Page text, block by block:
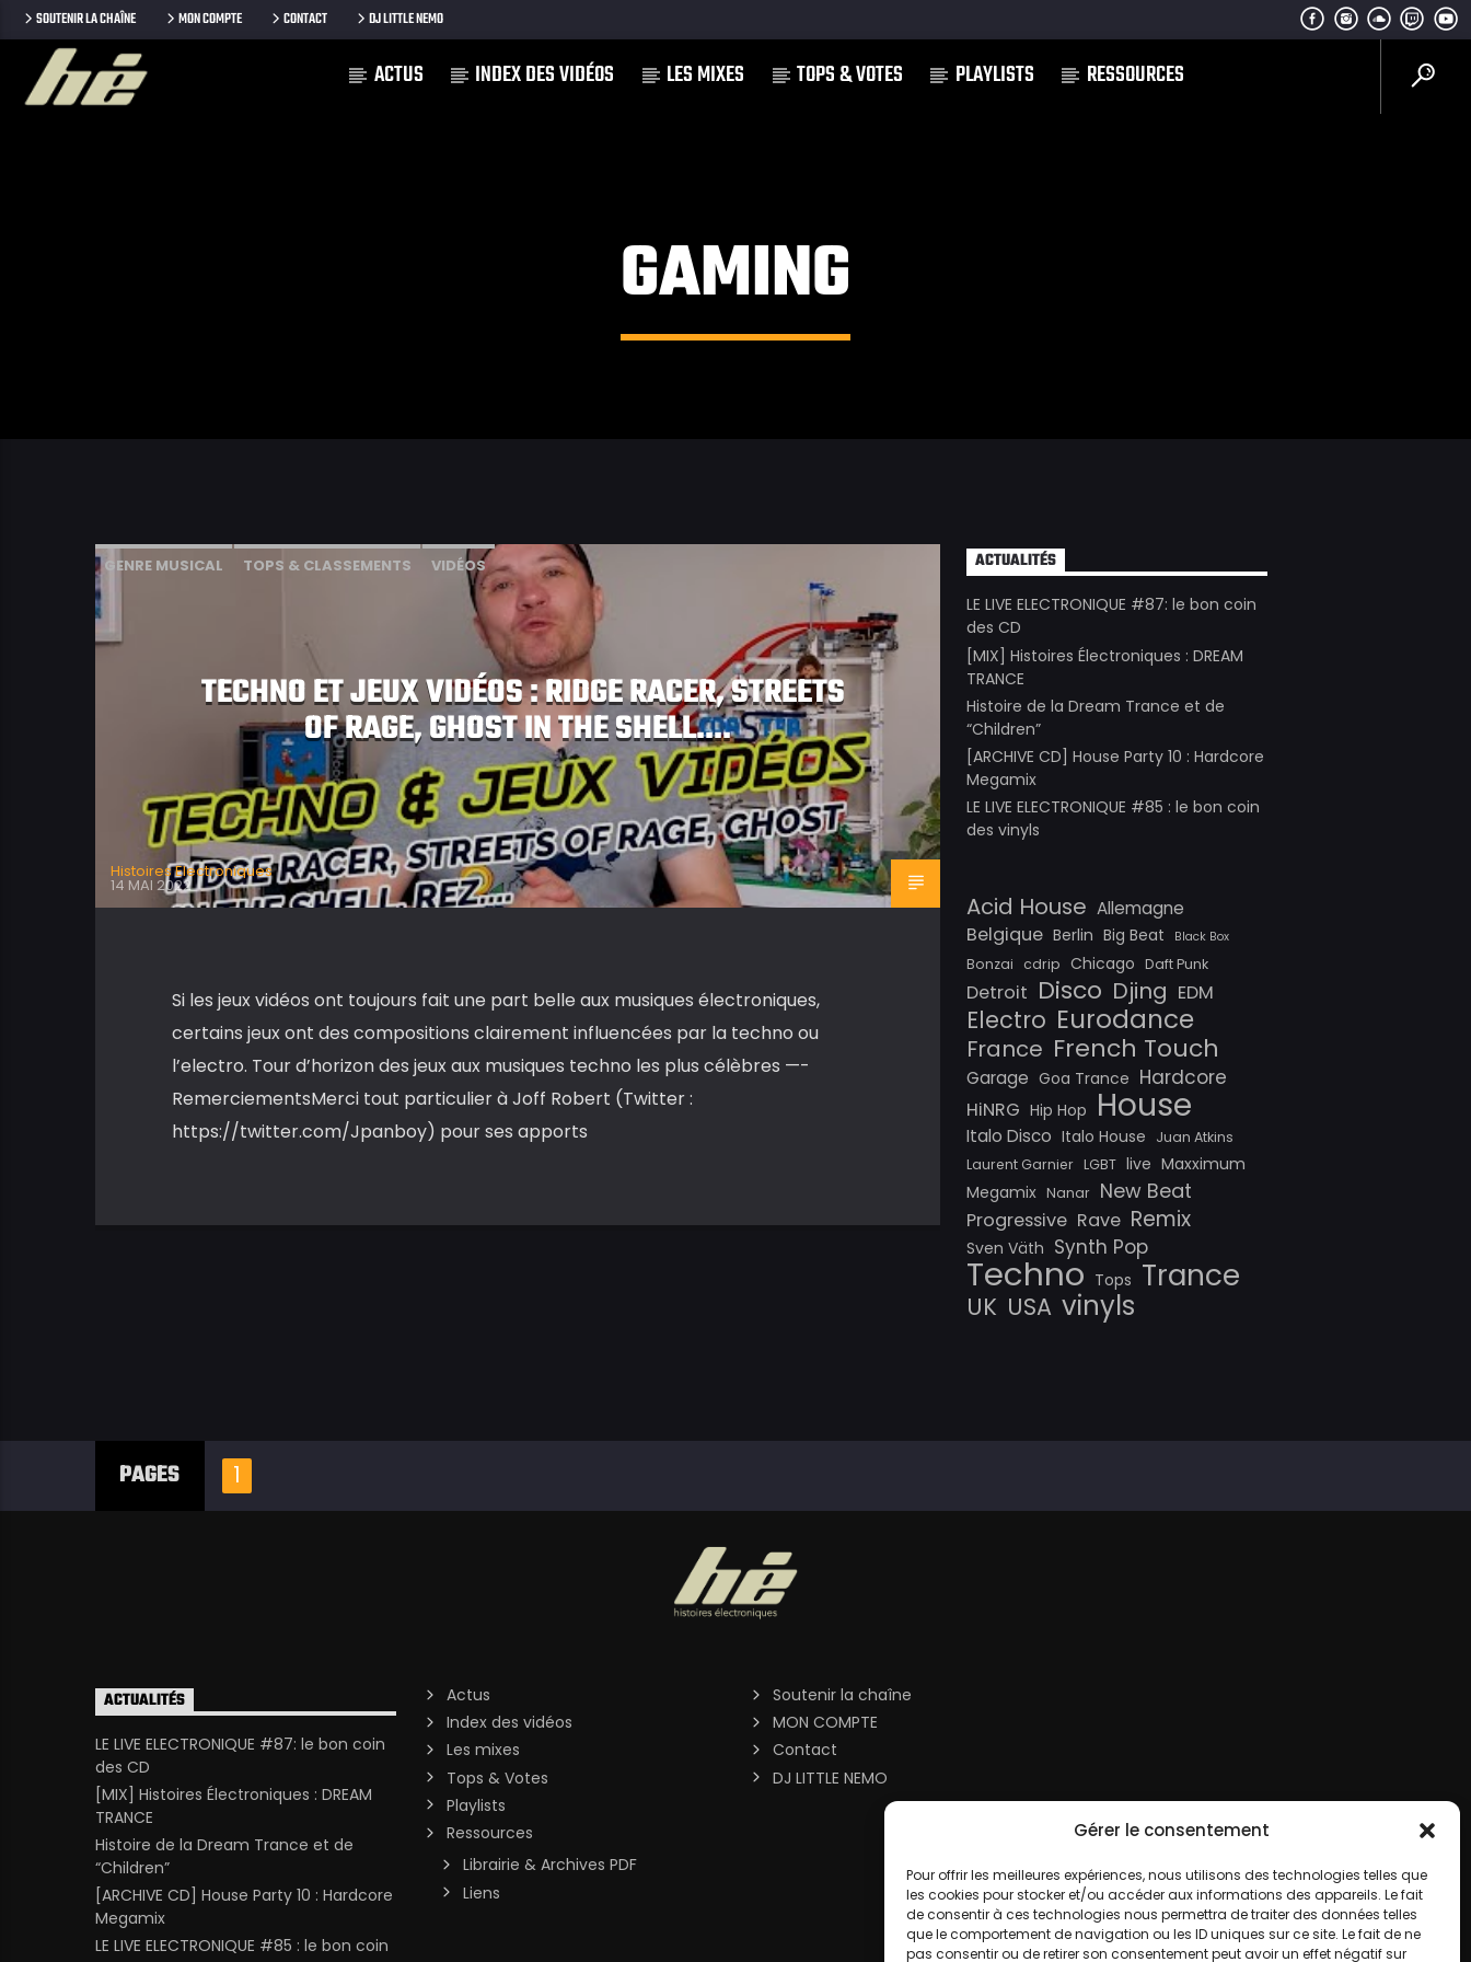
Gérer le consentement
Pour offrir les meilleures expériences, nous utilisons des technologies telles que
les cookies pour stocker et/ou accéder aux informations des appareils. Le fait
de consentir à ces technologies nous permettra de traiter des données telles
que le comportement de navigation ou les ID uniques sur ce site. Le fait de ne
pas consentir ou de retirer son consentement peut avoir un effet négatif sur
SOUTENIR LA CHAÎNE MON COMPTE CONTACT DJ LITTLE NEMO
ACTUS INDEX DES VIDÉOS LES MIXES TOPS & VOTES PLAYLISTS RESSOURCES
GAMING
GENRE MUSICAL TOPS & CLASSEMENTS VIDÉOS
TECHNO ET JEUX VIDÉOS : RIDGE RACER, STREETS
OF RAGE, GHOST IN THE SHELL….
Histoires Electroniques
14 MAI 2022
Si les jeux vidéos ont toujours fait une part belle aux musiques électroniques,
certains jeux ont des compositions clairement influencées par la techno ou
l’electro. Tour d’horizon des jeux aux musiques techno les plus célèbres —-
RemerciementsMerci tout particulier à Joff Robert (Twitter :
https://twitter.com/Jpanboy) pour ses apports
ACTUALITÉS
LE LIVE ELECTRONIQUE #87: le bon coin
des CD
[MIX] Histoires Électroniques : DREAM
TRANCE
Histoire de la Dream Trance et de
“Children”
[ARCHIVE CD] House Party 10 : Hardcore
Megamix
LE LIVE ELECTRONIQUE #85 : le bon coin
des vinyls
Acid House Allemagne
Belgique Berlin Big Beat Black Box
Bonzai cdrip Chicago Daft Punk
Detroit Disco Djing EDM
Electro Eurodance
France French Touch
Garage Goa Trance Hardcore
HiNRG Hip Hop House
Italo Disco Italo House
Juan Atkins
Laurent Garnier LGBT live Maxximum
Megamix Nanar New Beat
Progressive Rave Remix
Sven Väth Synth Pop
Techno Tops Trance
UK USA vinyls
PAGES 1
ACTUALITÉS
LE LIVE ELECTRONIQUE #87: le bon coin
des CD
[MIX] Histoires Électroniques : DREAM
TRANCE
Histoire de la Dream Trance et de
“Children”
[ARCHIVE CD] House Party 10 : Hardcore
Megamix
LE LIVE ELECTRONIQUE #85 : le bon coin
Actus
Index des vidéos
Les mixes
Tops & Votes
Playlists
Ressources
Librairie & Archives PDF
Liens
Soutenir la chaîne
MON COMPTE
Contact
DJ LITTLE NEMO